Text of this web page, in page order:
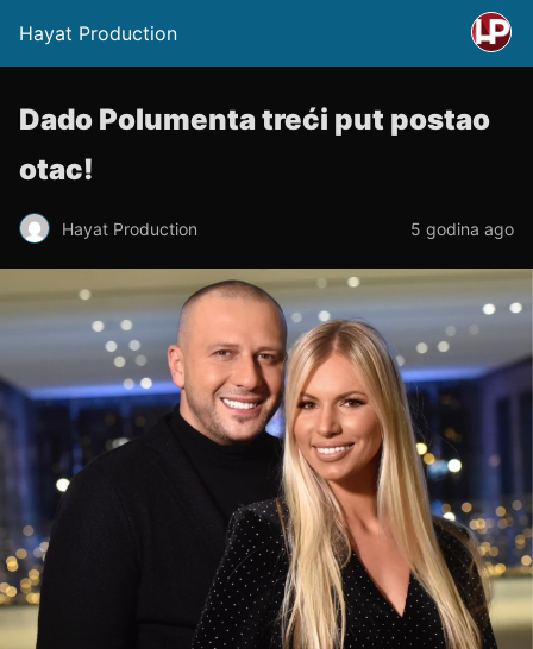
Hayat Production
Dado Polumenta treći put postao
otac!
Hayat Production 5 godina ago